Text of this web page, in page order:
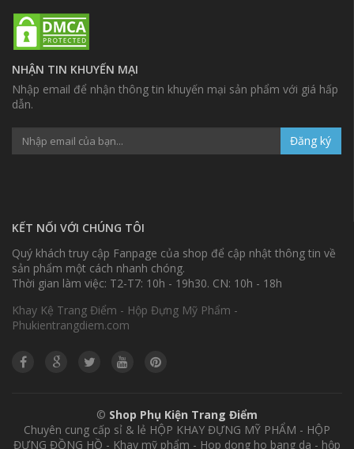
NHẬN TIN KHUYẾN MẠI
Nhập email để nhận thông tin khuyến mại sản phẩm với giá hấp
dẫn.
Đăng ký
KẾT NỐI VỚI CHÚNG TÔI
Quý khách truy cập Fanpage của shop để cập nhật thông tin về
sản phẩm một cách nhanh chóng.
Thời gian làm việc: T2-T7: 10h - 19h30. CN: 10h - 18h
Khay Kệ Trang Điểm - Hộp Đựng Mỹ Phẩm -
Phukientrangdiem.com
© Shop Phụ Kiện Trang Điểm
Chuyên cung cấp sỉ & lẻ HỘP KHAY ĐỰNG MỸ PHẨM - HỘP
ĐỰNG ĐỒNG HỒ - Khay mỹ phẩm - Hop dong ho bang da - hộp